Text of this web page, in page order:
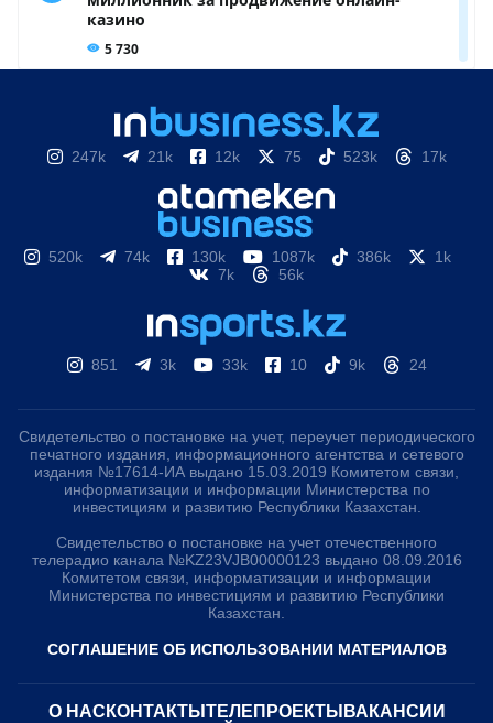
247k 21k 12k 75 523k 17k
520k 74k 130k 1087k 386k
1k
7k
56k
851 3k 33k 10 9k 24
Свидетельство о постановке на учет, переучет периодического
печатного издания, информационного агентства и сетевого
издания №17614-ИА выдано 15.03.2019 Комитетом связи,
информатизации и информации Министерства по
инвестициям и развитию Республики Казахстан.
Свидетельство о постановке на учет отечественного
телерадио канала №KZ23VJB00000123 выдано 08.09.2016
Комитетом связи, информатизации и информации
Министерства по инвестициям и развитию Республики
Казахстан.
СОГЛАШЕНИЕ ОБ ИСПОЛЬЗОВАНИИ МАТЕРИАЛОВ
О НАС КОНТАКТЫ ТЕЛЕПРОЕКТЫ ВАКАНСИИ